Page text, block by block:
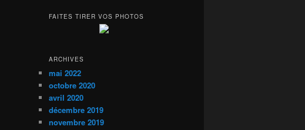
FAITES TIRER VOS PHOTOS
ARCHIVES
mai 2022
octobre 2020
avril 2020
décembre 2019
novembre 2019